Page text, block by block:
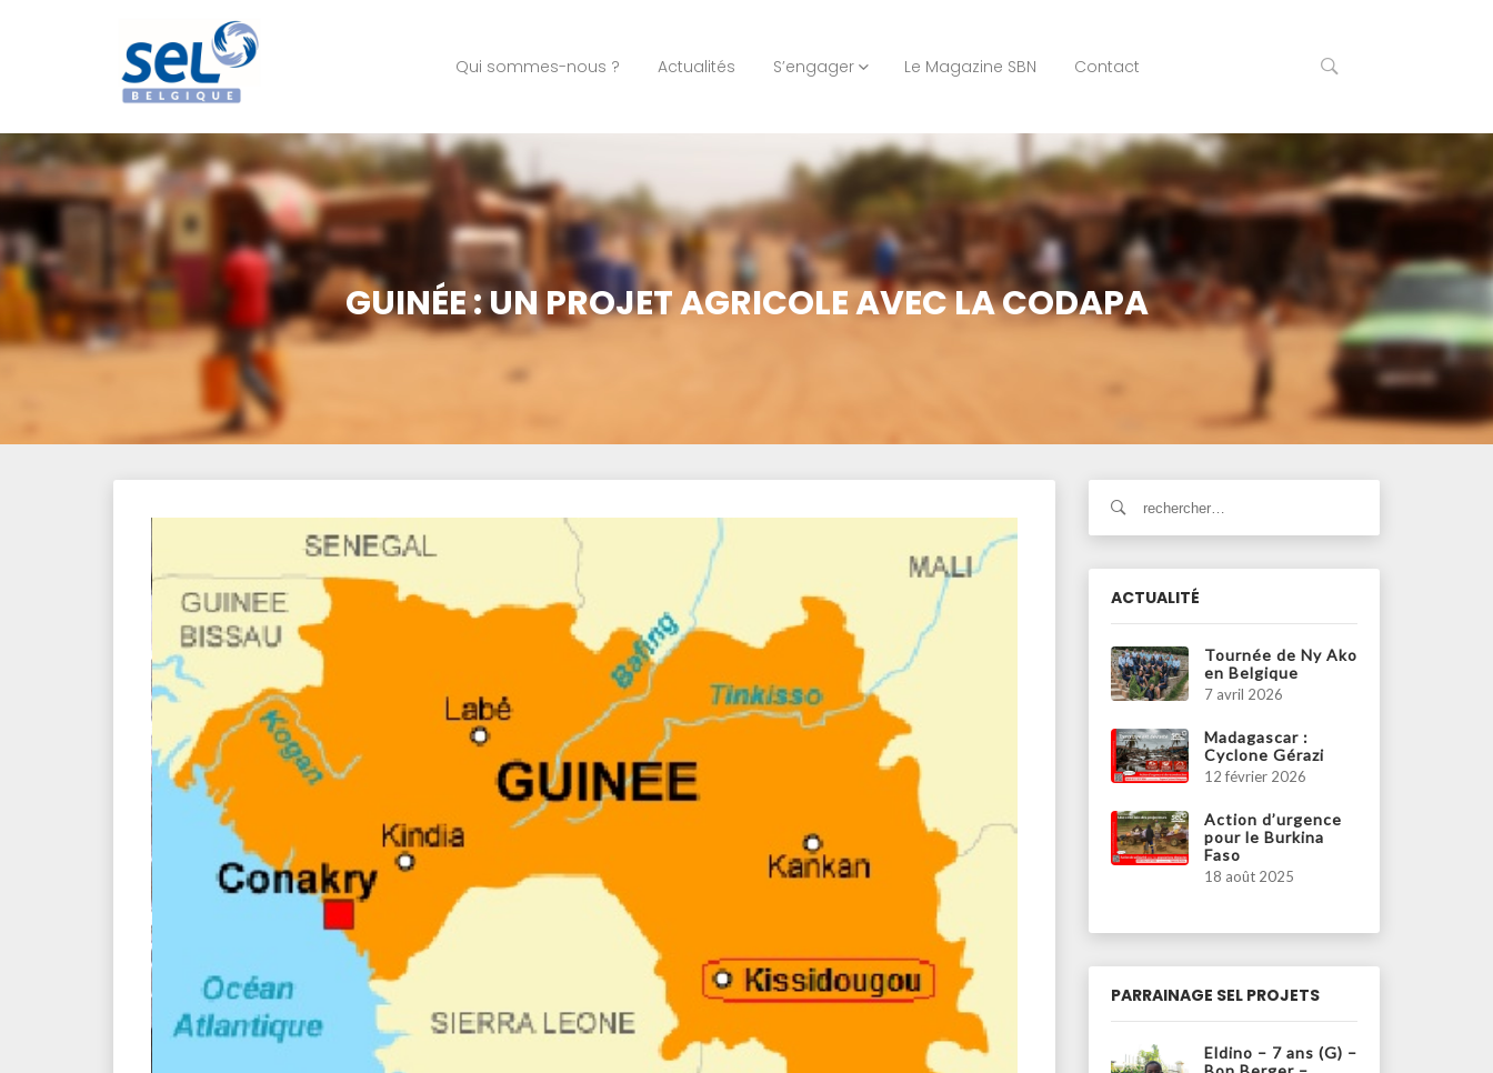
Qui sommes-nous ? Actualités S’engager Le Magazine SBN Contact
GUINÉE : UN PROJET AGRICOLE AVEC LA CODAPA
ACTUALITÉ
Tournée de Ny Ako
en Belgique
7 avril 2026
Madagascar :
Cyclone Gérazi
12 février 2026
Action d’urgence
pour le Burkina
Faso
18 août 2025
PARRAINAGE SEL PROJETS
Eldino – 7 ans (G) –